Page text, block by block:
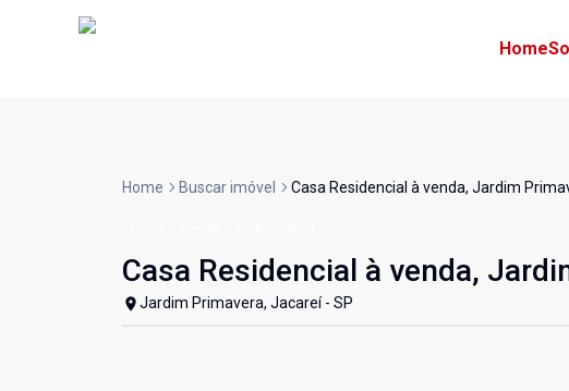
Home
Home Buscar imóvel Casa Residencial à venda, Jardim
Casa Residencial à venda,
Jardim Primavera, Jacareí - SP